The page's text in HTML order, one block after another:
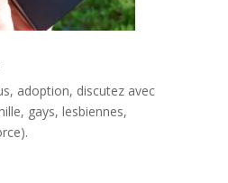
adoption, discutez avec
gays, lesbiennes,